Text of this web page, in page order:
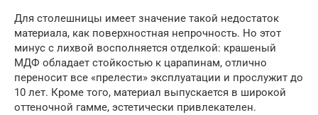
Для столешницы имеет значение такой недостаток
материала, как поверхностная непрочность. Но этот
минус с лихвой восполняется отделкой: крашеный
МДФ обладает стойкостью к царапинам, отлично
переносит все «прелести» эксплуатации и прослужит до
10 лет. Кроме того, материал выпускается в широкой
оттеночной гамме, эстетически привлекателен.